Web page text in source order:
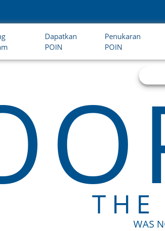
Dapatkan
POIN
Penukaran
POIN
THE
WAS